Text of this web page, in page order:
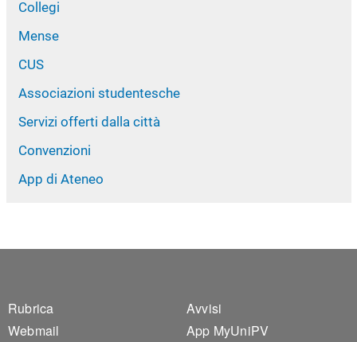
Collegi
Mense
CUS
Associazioni studentesche
Servizi offerti dalla città
Convenzioni
App di Ateneo
Footer 1
Rubrica
Webmail
Footer 2
Avvisi
App MyUniPV